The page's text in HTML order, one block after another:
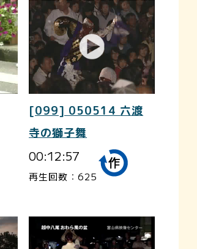
[099] 050514 六渡
寺の獅子舞
00:12:57
再生回数：625